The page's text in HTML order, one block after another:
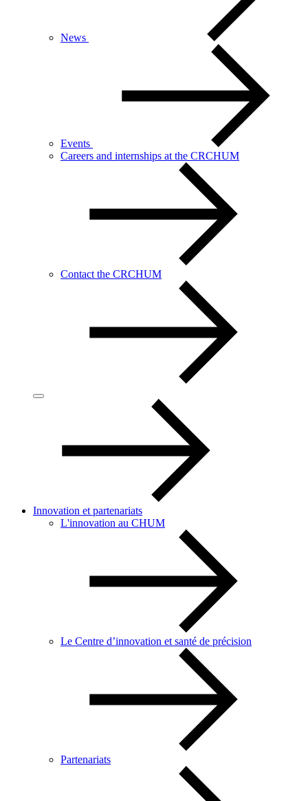
News
Events
Careers and internships at the CRCHUM
Contact the CRCHUM
Innovation et partenariats
L'innovation au CHUM
Le Centre d’innovation et santé de précision
Partenariats